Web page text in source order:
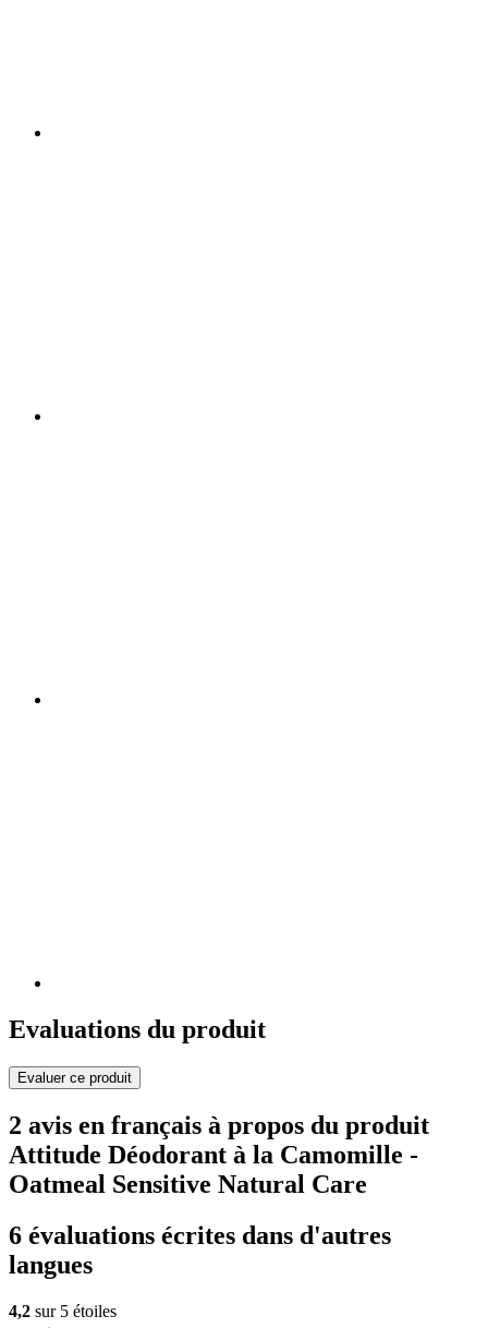
Evaluations du produit
Evaluer ce produit
2 avis en français à propos du produit
Attitude Déodorant à la Camomille -
Oatmeal Sensitive Natural Care
6 évaluations écrites dans d'autres
langues
4,2 sur 5 étoiles